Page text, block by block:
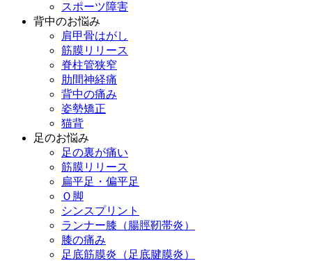
スポーツ障害
背中のお悩み
肩甲骨はがし
筋膜リリース
脊柱管狭窄
肋間神経痛
背中の痛み
姿勢矯正
猫背
足のお悩み
足の裏が痛い
筋膜リリース
扁平足・偏平足
Ｏ脚
シンスプリント
ランナー膝（腸脛靭帯炎）
膝の痛み
足底筋膜炎（足底腱膜炎）